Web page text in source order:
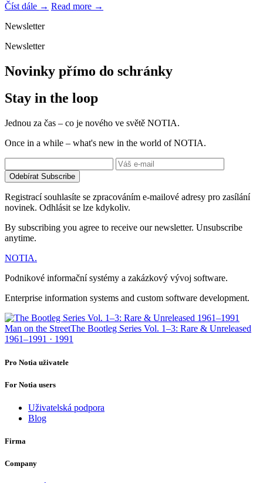
Číst dále → Read more →
Newsletter
Newsletter
Novinky přímo do schránky
Stay in the loop
Jednou za čas – co je nového ve světě NOTIA.
Once in a while – what's new in the world of NOTIA.
Odebírat Subscribe
Registrací souhlasíte se zpracováním e-mailové adresy pro zasílání
novinek. Odhlásit se lze kdykoliv.
By subscribing you agree to receive our newsletter. Unsubscribe
anytime.
NOTIA.
Podnikové informační systémy a zakázkový vývoj software.
Enterprise information systems and custom software development.
Man on the StreetThe Bootleg Series Vol. 1–3: Rare & Unreleased
1961–1991 · 1991
Pro Notia uživatele
For Notia users
Uživatelská podpora
Blog
Firma
Company